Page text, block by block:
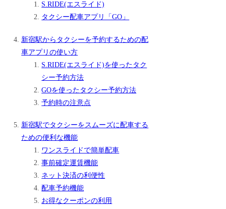
S.RIDE(エスライド)
タクシー配車アプリ「GO」
新宿駅からタクシーを予約するための配
車アプリの使い方
S.RIDE(エスライド)を使ったタク
シー予約方法
GOを使ったタクシー予約方法
予約時の注意点
新宿駅でタクシーをスムーズに配車する
ための便利な機能
ワンスライドで簡単配車
事前確定運賃機能
ネット決済の利便性
配車予約機能
お得なクーポンの利用